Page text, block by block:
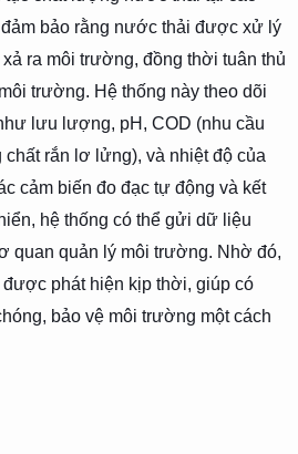
bảo rằng nước thải được xử lý
ra môi trường, đồng thời tuân thủ
trường. Hệ thống này theo dõi
lưu lượng, pH, COD (nhu cầu
chất rắn lơ lửng), và nhiệt độ của
cảm biến đo đạc tự động và kết
hệ thống có thể gửi dữ liệu
quan quản lý môi trường. Nhờ đó,
phát hiện kịp thời, giúp có
bảo vệ môi trường một cách